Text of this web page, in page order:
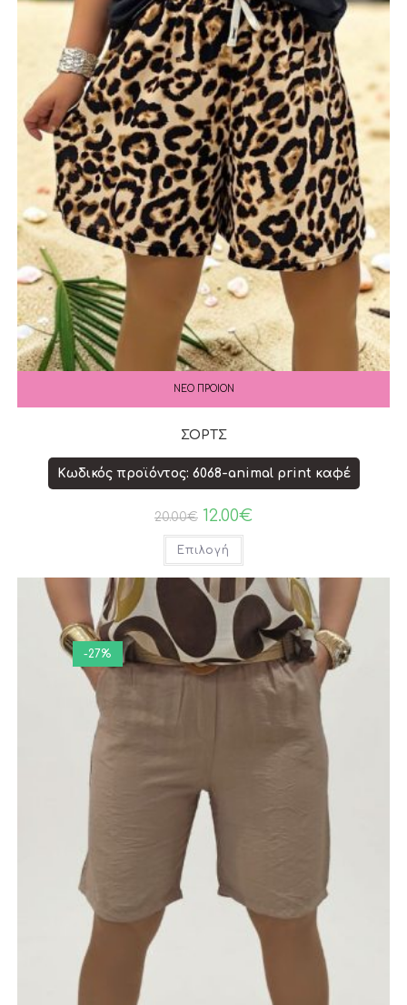
ΝΕΟ ΠΡΟΙΟΝ
ΣΟΡΤΣ
Κωδικός προϊόντος: 6068-animal print καφέ
20.00€ 12.00€
Επιλογή
-27%